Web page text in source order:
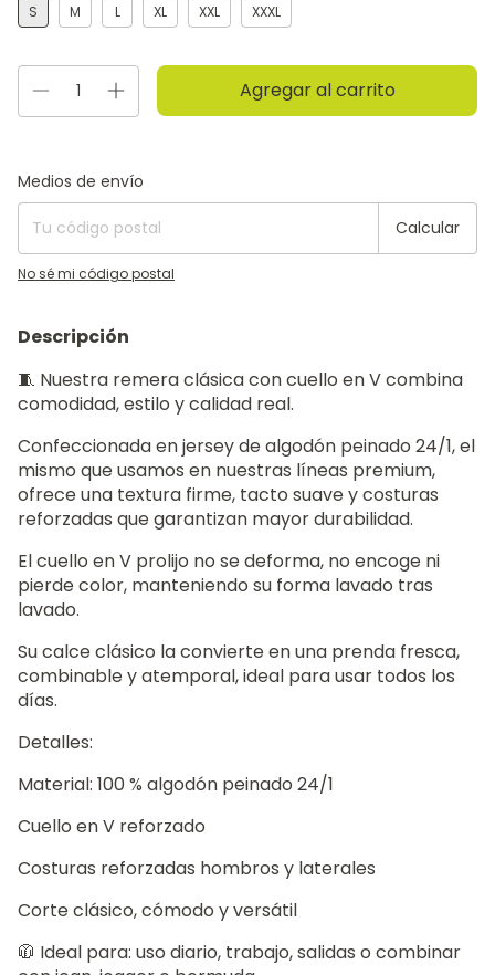
S M L XL XXL XXXL
Entregas para el CP:
Medios de envío
Calcular
No sé mi código postal
Descripción
🧵 Nuestra remera clásica con cuello en V combina
comodidad, estilo y calidad real.
Confeccionada en jersey de algodón peinado 24/1, el
mismo que usamos en nuestras líneas premium,
ofrece una textura firme, tacto suave y costuras
reforzadas que garantizan mayor durabilidad.
El cuello en V prolijo no se deforma, no encoge ni
pierde color, manteniendo su forma lavado tras
lavado.
Su calce clásico la convierte en una prenda fresca,
combinable y atemporal, ideal para usar todos los
días.
Detalles:
Material: 100 % algodón peinado 24/1
Cuello en V reforzado
Costuras reforzadas hombros y laterales
Corte clásico, cómodo y versátil
🧥 Ideal para: uso diario, trabajo, salidas o combinar